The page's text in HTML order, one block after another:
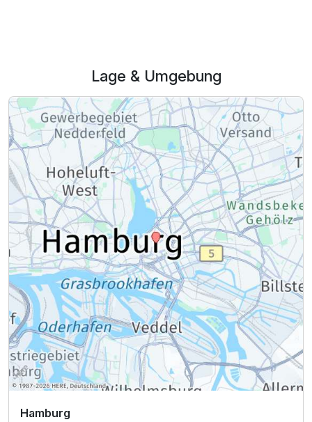
Lage & Umgebung
Hamburg